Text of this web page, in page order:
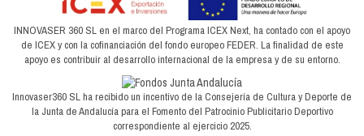
INNOVASER 360 SL en el marco del Programa ICEX Next, ha contado con el apoyo
de ICEX y con la cofinanciación del fondo europeo FEDER. La finalidad de este
apoyo es contribuir al desarrollo internacional de la empresa y de su entorno.
Innovaser360 SL ha recibido un incentivo de la Consejería de Cultura y Deporte de
la Junta de Andalucía para el Fomento del Patrocinio Publicitario Deportivo
correspondiente al ejercicio 2025.